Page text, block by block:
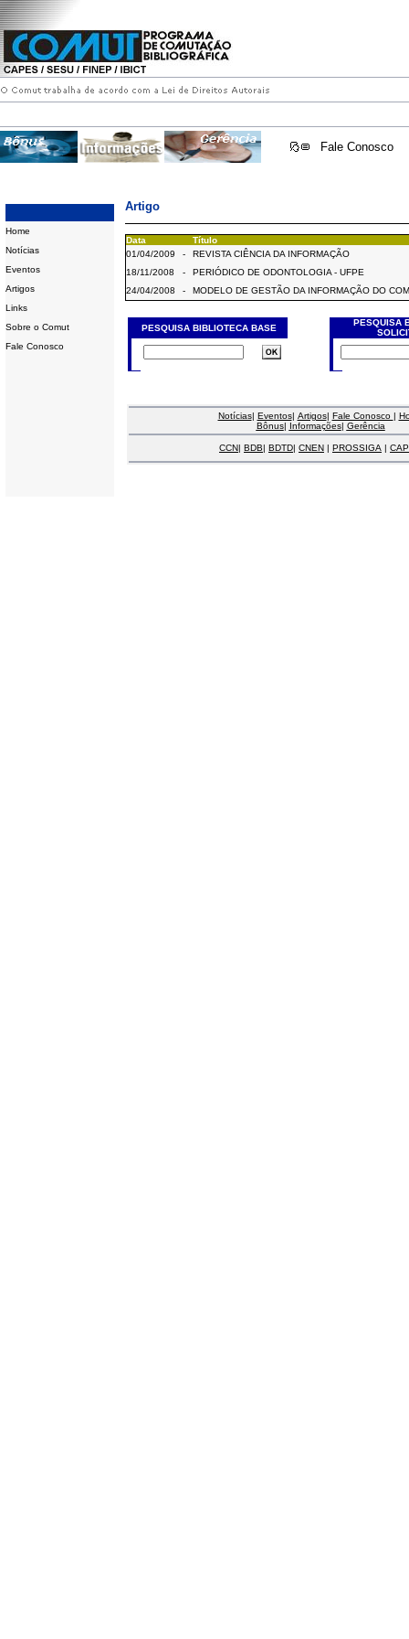
Fale Conosco
Home
Notícias
Eventos
Artigos
Links
Sobre o Comut
Fale Conosco
Artigo
Data
Título
01/04/2009
-
REVISTA CIÊNCIA DA INFORMAÇÃO
18/11/2008
-
PERIÓDICO DE ODONTOLOGIA - UFPE
24/04/2008
- MODELO DE GESTÃO DA INFORMAÇÃO DO
PESQUISA BIBLIOTECA BASE
PESQUISA
Notícias| Eventos| Artigos| Fale Conosco |
Bônus| Informações| Gerência
CCN| BDB| BDTD| CNEN | PROSSIGA |